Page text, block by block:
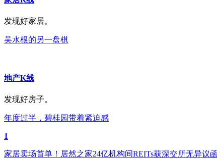
发现好家居。
吴水根的另一盘棋
地产K线
发现好房子。
年度过半，碧桂园带着紧迫感
1
家居卖场首单！居然之家24亿机构间REITs获深交所无异议函